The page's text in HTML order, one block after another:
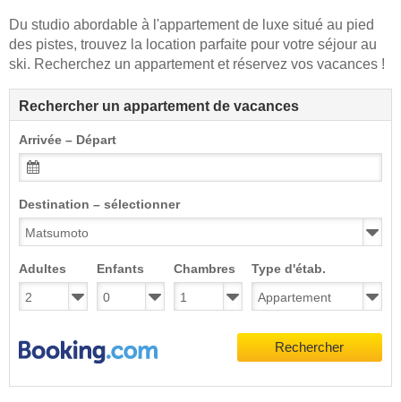
Du studio abordable à l'appartement de luxe situé au pied
des pistes, trouvez la location parfaite pour votre séjour au
ski. Recherchez un appartement et réservez vos vacances !
Rechercher un appartement de vacances
Arrivée – Départ
Destination – sélectionner
Adultes Enfants Chambres Type d'étab.
Rechercher